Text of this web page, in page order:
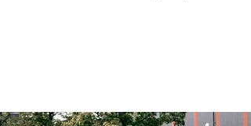
initiative de la Fédération suédoise de